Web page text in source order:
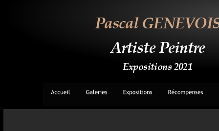
Pascal
Artiste Peintre
Expositions 2021